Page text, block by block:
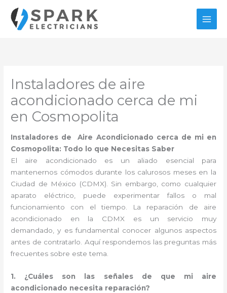
contenido
Instaladores de aire
acondicionado cerca de mi
en Cosmopolita
Instaladores de Aire Acondicionado cerca de mi en
Cosmopolita: Todo lo que Necesitas Saber
El aire acondicionado es un aliado esencial para
mantenernos cómodos durante los calurosos meses en la
Ciudad de México (CDMX). Sin embargo, como cualquier
aparato eléctrico, puede experimentar fallos o mal
funcionamiento con el tiempo. La reparación de aire
acondicionado en la CDMX es un servicio muy
demandado, y es fundamental conocer algunos aspectos
antes de contratarlo. Aquí respondemos las preguntas más
frecuentes sobre este tema.
1. ¿Cuáles son las señales de que mi aire
acondicionado necesita reparación?